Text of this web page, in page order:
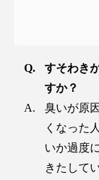
すそわき
すか？
臭いが原
くなった
いか過度
きたして